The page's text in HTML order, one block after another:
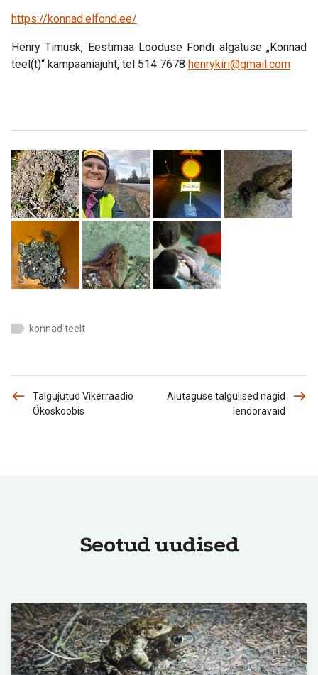
https://konnad.elfond.ee/
Henry Timusk, Eestimaa Looduse Fondi algatuse „Konnad
teel(t)“ kampaaniajuht, tel 514 7678 henrykiri@gmail.com
konnad teelt
Talgujutud Vikerraadio
Ökoskoobis
Alutaguse talgulised nägid
lendoravaid
Seotud uudised